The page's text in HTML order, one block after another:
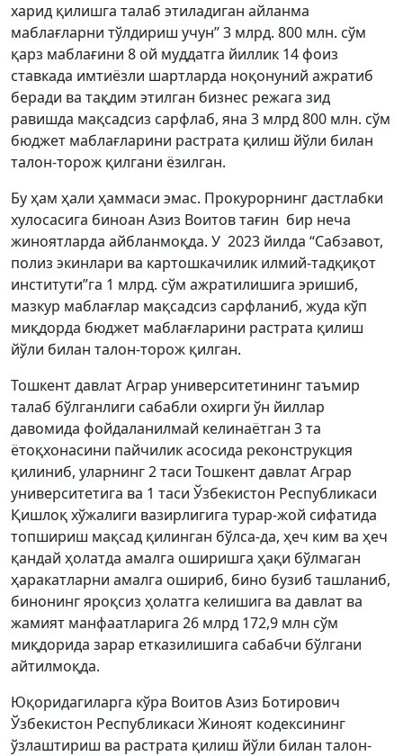
харид қилишга талаб этиладиган айланма
маблағларни тўлдириш учун” 3 млрд. 800 млн. сўм
қарз маблағини 8 ой муддатга йиллик 14 фоиз
ставкада имтиёзли шартларда ноқонуний ажратиб
беради ва тақдим этилган бизнес режага зид
равишда мақсадсиз сарфлаб, яна 3 млрд 800 млн. сўм
бюджет маблағларини растрата қилиш йўли билан
талон-торож қилгани ёзилган.
Бу ҳам ҳали ҳаммаси эмас. Прокурорнинг дастлабки
хулосасига биноан Азиз Воитов тағин бир неча
жиноятларда айбланмоқда. У 2023 йилда “Сабзавот,
полиз экинлари ва картошкачилик илмий-тадқиқот
институти”га 1 млрд. сўм ажратилишига эришиб,
мазкур маблағлар мақсадсиз сарфланиб, жуда кўп
миқдорда бюджет маблағларини растрата қилиш
йўли билан талон-торож қилган.
Тошкент давлат Аграр университетининг таъмир
талаб бўлганлиги сабабли охирги ўн йиллар
давомида фойдаланилмай келинаётган 3 та
ётоқхонасини пайчилик асосида реконструкция
қилиниб, уларнинг 2 таси Тошкент давлат Аграр
университетига ва 1 таси Ўзбекистон Республикаси
Қишлоқ хўжалиги вазирлигига турар-жой сифатида
топшириш мақсад қилинган бўлса-да, ҳеч ким ва ҳеч
қандай ҳолатда амалга оширишга ҳақи бўлмаган
ҳаракатларни амалга ошириб, бино бузиб ташланиб,
бинонинг яроқсиз ҳолатга келишига ва давлат ва
жамият манфаатларига 26 млрд 172,9 млн сўм
миқдорида зарар етказилишига сабабчи бўлгани
айтилмоқда.
Юқоридагиларга кўра Воитов Азиз Ботирович
Ўзбекистон Республикаси Жиноят кодексининг
ўзлаштириш ва растрата қилиш йўли билан талон-